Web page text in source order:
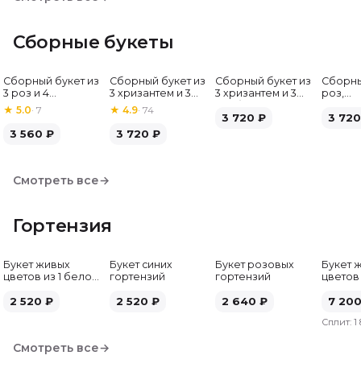
Сборные букеты
Сборный букет из
3 роз и 4
альстромерий
★ 5.0· 7
3 560 ₽
Хит
Сборный букет из
3 хризантем и 3
альстромерий
★ 4.9· 74
3 720 ₽
Сборный букет из
3 хризантем и 3
3 720 ₽
роз,
3 720
Смотреть все→
Гортензия
Букет живых
цветов из 1 белой
2 520 ₽
Букет синих
гортензий
2 520 ₽
Букет розовых
гортензий
2 640 ₽
Букет
7 200
Сплит: 1
Смотреть все→